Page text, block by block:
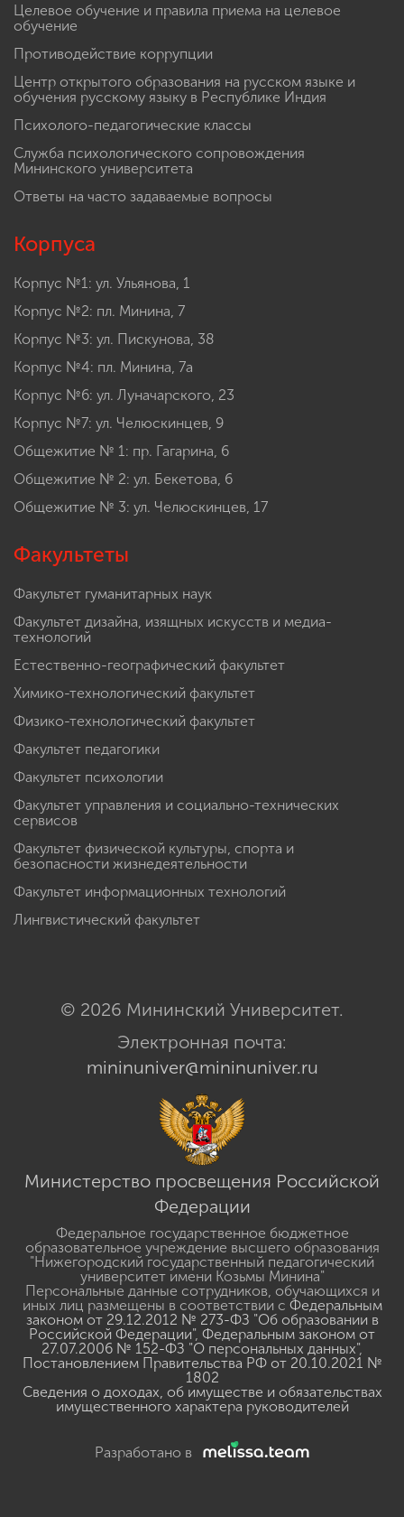
Целевое обучение и правила приема на целевое
обучение
Противодействие коррупции
Центр открытого образования на русском языке и
обучения русскому языку в Республике Индия
Психолого-педагогические классы
Служба психологического сопровождения
Мининского университета
Ответы на часто задаваемые вопросы
Корпуса
Корпус №1: ул. Ульянова, 1
Корпус №2: пл. Минина, 7
Корпус №3: ул. Пискунова, 38
Корпус №4: пл. Минина, 7а
Корпус №6: ул. Луначарского, 23
Корпус №7: ул. Челюскинцев, 9
Общежитие № 1: пр. Гагарина, 6
Общежитие № 2: ул. Бекетова, 6
Общежитие № 3: ул. Челюскинцев, 17
Факультеты
Факультет гуманитарных наук
Факультет дизайна, изящных искусств и медиа-
технологий
Естественно-географический факультет
Химико-технологический факультет
Физико-технологический факультет
Факультет педагогики
Факультет психологии
Факультет управления и социально-технических
сервисов
Факультет физической культуры, спорта и
безопасности жизнедеятельности
Факультет информационных технологий
Лингвистический факультет
© 2026 Мининский Университет.
Электронная почта:
mininuniver@mininuniver.ru
Министерство просвещения Российской
Федерации
Федеральное государственное бюджетное
образовательное учреждение высшего образования
"Нижегородский государственный педагогический
университет имени Козьмы Минина"
Персональные данные сотрудников, обучающихся и
иных лиц размещены в соответствии с Федеральным
законом от 29.12.2012 № 273-ФЗ "Об образовании в
Российской Федерации", Федеральным законом от
27.07.2006 № 152-ФЗ "О персональных данных",
Постановлением Правительства РФ от 20.10.2021 №
1802
Сведения о доходах, об имуществе и обязательствах
имущественного характера руководителей
Разработано в